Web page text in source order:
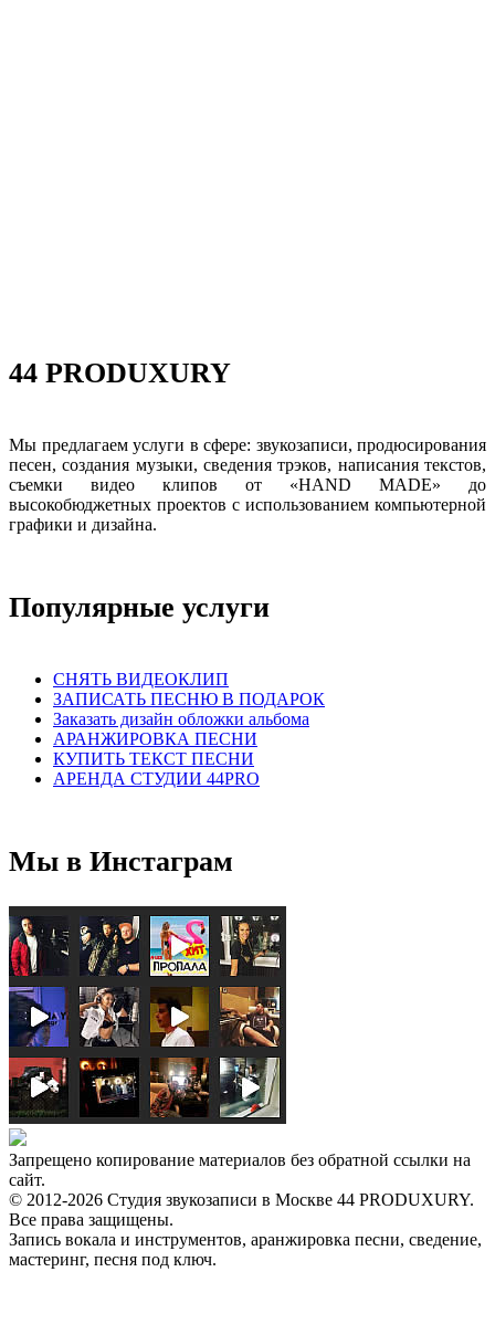
44 PRODUXURY
Мы предлагаем услуги в сфере: звукозаписи, продюсирования
песен, создания музыки, сведения трэков, написания текстов,
съемки видео клипов от «HAND MADE» до
высокобюджетных проектов с использованием компьютерной
графики и дизайна.
Популярные услуги
СНЯТЬ ВИДЕОКЛИП
ЗАПИСАТЬ ПЕСНЮ В ПОДАРОК
Заказать дизайн обложки альбома
АРАНЖИРОВКА ПЕСНИ
КУПИТЬ ТЕКСТ ПЕСНИ
АРЕНДА СТУДИИ 44PRO
Мы в Инстаграм
Запрещено копирование материалов без обратной ссылки на
сайт.
© 2012-2026 Студия звукозаписи в Москве 44 PRODUXURY.
Все права защищены.
Запись вокала и инструментов, аранжировка песни, сведение,
мастеринг, песня под ключ.